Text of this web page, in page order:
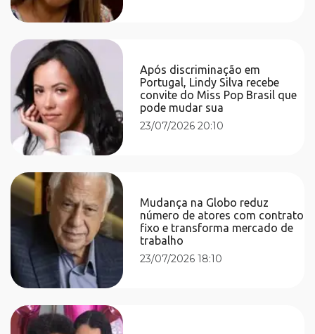
Após discriminação em
Portugal, Lindy Silva recebe
convite do Miss Pop Brasil que
pode mudar sua
23/07/2026 20:10
Mudança na Globo reduz
número de atores com contrato
fixo e transforma mercado de
trabalho
23/07/2026 18:10